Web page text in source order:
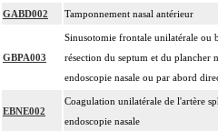
GABD002 Tamponnement nasal antérieur
GBPA003
Sinusotomie frontale unilatérale ou
résection du septum et du plancher
endoscopie nasale ou par abord
EBNE002
Coagulation unilatérale de l'artère
endoscopie nasale